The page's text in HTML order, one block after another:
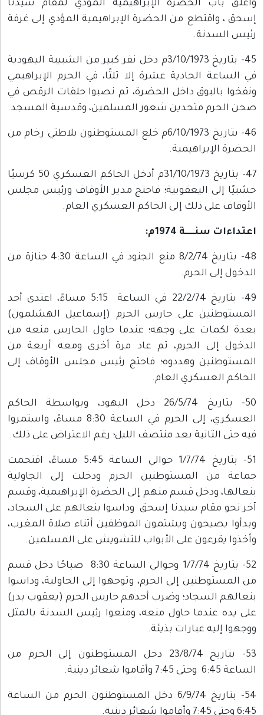
وأغلق باب الحضرة الإبراهيمية المؤدي لمقام سيدنا
إسحق ، واقتطع من الحضرة الإبراهيمية المؤدي إلى غرفة
رئيس السدنة.
45- بتاريخ 3/10/1973م دخل نفر كبير من الشبيبة اليهودية
في الساعة الحادية عشرة إلا ثلثًا، في الحرم الإبراهيمي
ونفخوا بالبوق داخل الحضرة، ثم نصبوا حلقات الرقص في
صحن الحرم متحدين شعور المسلمين، وقدسية المسجد.
46- بتاريخ 6/10/1973م خلع المستوطنون بلاطتي رخام من
الحضرة الإبراهيمية.
47- بتاريخ 31/10/1973م أدخل الحاكم العسكري 50 كرسيًا
خشبيًا إلى اليعقوبية؛ فاحتج مدير الأوقاف ورئيس مجلس
الأوقاف على ذلك إلى الحاكم العسكري العام.
اعتداءات سنـــــة 1974م:
48- بتاريخ 8/2/74 منع الجنود في الساعة 4:30 جنازة من
الدخول إلى الحرم.
49- بتاريخ 22/2/74 في الساعة 5:15 مساءً، اعتدى أحد
المستوطنين على حارس الحرم (إسماعيل الهشلمون)
بعدة لكمات على وجهه؛ عندما حاول الحارس منعه من
الدخول إلى الحرم، ثم عاد مرة أخرى ومعه أربعة من
المستوطنين وهددوه؛ فاحتج رئيس مجلس الأوقاف إلى
الحاكم العسكري العام.
50- بتاريخ 26/5/74 دخل اليهود، وبواسطة الحاكم
العسكري، إلى الحرم في الساعة 8:30 مساءً، واستمروا
فيه حتى الثانية بعد منتصف الليل؛ رغم الاعتراض على ذلك.
51- بتاريخ 1/7/74 حوالي الساعة 5:45 مساءً، اقتحمت
جماعة من المستوطنين الحرم ودخلت إلى الجاولية
بنعالها، ودخل قسم منهم إلى الحضرة الإبراهيمية، وقسم
آخر نحو مقام سيدنا إسحق وداسوا بنعالهم على السجاد،
وبدأوا يصيحون ويشتمون الموظفين أثناء صلاة المغرب،
وأخذوا يقرعون على الأبواب للتشويش على المسلمين.
52- بتاريخ 1/7/74 وحوالي الساعة 8:30 صباحًا دخل قسم
من المستوطنين إلى الحرم، وتوجهوا إلى الجاولية، وداسوا
بنعالهم السجاد؛ وضرب أحدهم حارس الحرم (يعقوب بدر)
على يده عندما حاول منعه، ومنعوا رئيس السدنة بالمثل
ووجهوا إليه عبارات بذيئة.
53- بتاريخ 23/8/74 دخل المستوطنون إلى الحرم من
الساعة 6:45 وحتى 7:45 وأقاموا شعائر دينية.
54- بتاريخ 6/9/74 دخل المستوطنون الحرم من الساعة
6:45 وحتى 7:45 وأقاموا شعائر دينية.